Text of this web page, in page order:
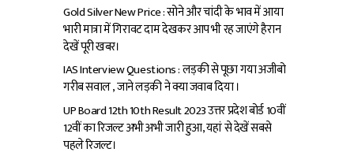
Gold Silver New Price : सोने और चांदी के भाव में आया
भारी मात्रा में गिरावट दाम देखकर आप भी रह जाएंगे हैरान
देखें पूरी खबर।
IAS Interview Questions : लड़की से पूछा गया अजीबो
गरीब सवाल , जाने लड़की ने क्या जवाब दिया ।
UP Board 12th 10th Result 2023 उत्तर प्रदेश बोर्ड 10वीं
12वीं का रिजल्ट अभी अभी जारी हुआ, यहां से देखें सबसे
पहले रिजल्ट।